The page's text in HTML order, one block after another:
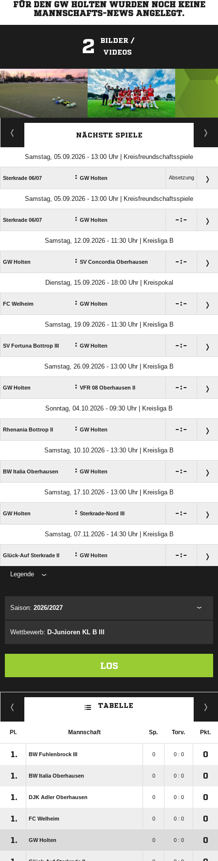
FÜR DEN GW HOLTEN WURDEN NOCH KEINE
MANNSCHAFTS-NEWS ANGELEGT.
2
BILDER /
VIDEOS
ANZEIGE
NÄCHSTE SPIELE
Samstag, 05.09.2026 - 13:00 Uhr | Kreisfreundschaftsspiele
Sterkrade 06/​07 : GW Holten Absetzung
Samstag, 05.09.2026 - 13:00 Uhr | Kreisfreundschaftsspiele
Sterkrade 06/​07 : GW Holten :
Samstag, 12.09.2026 - 11:30 Uhr | Kreisliga B
GW Holten : SV Concordia Oberhausen :
Dienstag, 15.09.2026 - 18:00 Uhr | Kreispokal
FC Welheim : GW Holten :
Samstag, 19.09.2026 - 11:30 Uhr | Kreisliga B
SV Fortuna Bottrop III : GW Holten :
Samstag, 26.09.2026 - 13:00 Uhr | Kreisliga B
GW Holten : VFR 08 Oberhausen II :
Sonntag, 04.10.2026 - 09:30 Uhr | Kreisliga B
Rhenania Bottrop II : GW Holten :
Samstag, 10.10.2026 - 13:30 Uhr | Kreisliga B
BW Italia Oberhausen : GW Holten :
Samstag, 17.10.2026 - 13:00 Uhr | Kreisliga B
GW Holten : Sterkrade-Nord III :
Samstag, 07.11.2026 - 14:30 Uhr | Kreisliga B
Glück-Auf Sterkrade II : GW Holten :
Legende
Saison: 2026/2027
Wettbewerb: D-Junioren KL B III
LOS
TABELLE
Pl. Mannschaft Sp. Torv. Pkt.
1. BW Fuhlenbrock III 0 0 : 0 0
1. BW Italia Oberhausen 0 0 : 0 0
1. DJK Adler Oberhausen 0 0 : 0 0
1. FC Welheim 0 0 : 0 0
1. GW Holten 0 0 : 0 0